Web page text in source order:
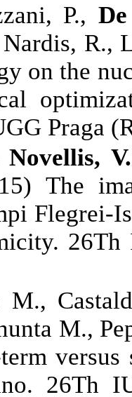
P.,
R.,
on the
Praga
Novellis, V.
The
Flegrei-
26Th
M.,
M.,
26Th